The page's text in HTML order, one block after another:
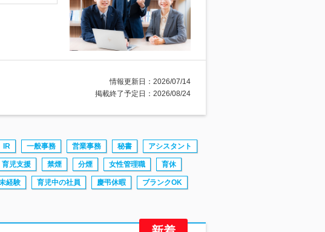
情報更新日：2026/07/14
掲載終了予定日：2026/08/24
IR 一般事務 営業事務 秘書 アシスタント
育児支援 禁煙 分煙 女性管理職 育休
経験 育児中の社員 慶弔休暇 ブランクOK